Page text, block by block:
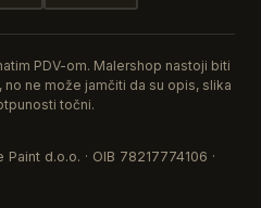
PDV-om. Malershop nastoji biti
ne može jamčiti da su opis, slika
točni.
Paint d.o.o. · OIB 78217774106 ·